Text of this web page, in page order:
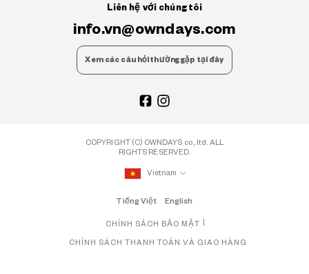
Liên hệ với chúng tôi
info.vn@owndays.com
Xem các câu hỏi thường gặp tại đây
COPYRIGHT (C) OWNDAYS co., ltd. ALL
RIGHTS RESERVED.
Vietnam
Tiếng Việt English
CHÍNH SÁCH BẢO MẬT
CHÍNH SÁCH THANH TOÁN VÀ GIAO HÀNG